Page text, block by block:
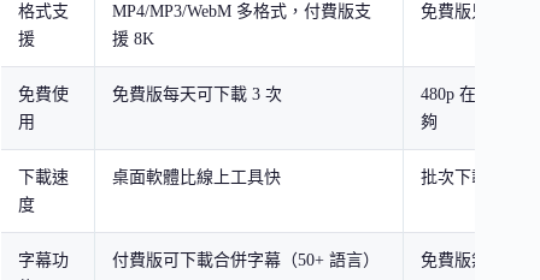
格式支
援
MP4/MP3/WebM 多格式，付費版支
援 8K
免費版只有
免費使
用
免費版每天可下載 3 次
480p 在大螢幕
夠
下載速
度
桌面軟體比線上工具快 批次下載需付
字幕功
付費版可下載合併字幕（50+ 語言） 免費版無字幕